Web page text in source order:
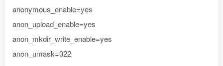
anonymous_enable=yes
anon_upload_enable=yes
anon_mkdir_write_enable=yes
anon_umask=022